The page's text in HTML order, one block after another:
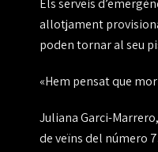
Els serveis
allotjament
poden tornar al seu
«Hem pensat que
Juliana Garci-Marrero
de veïns del número